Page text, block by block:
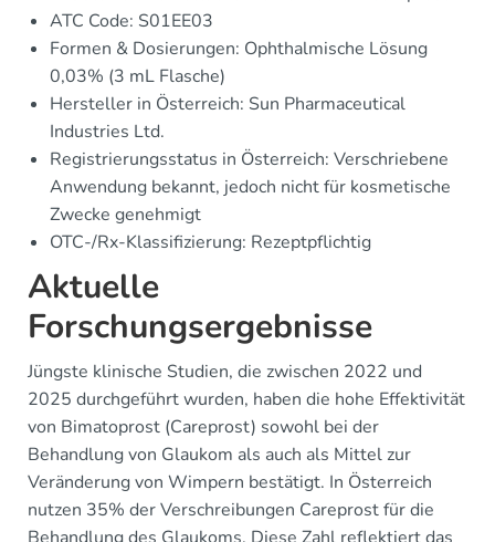
ATC Code: S01EE03
Formen & Dosierungen: Ophthalmische Lösung
0,03% (3 mL Flasche)
Hersteller in Österreich: Sun Pharmaceutical
Industries Ltd.
Registrierungsstatus in Österreich: Verschriebene
Anwendung bekannt, jedoch nicht für kosmetische
Zwecke genehmigt
OTC-/Rx-Klassifizierung: Rezeptpflichtig
Aktuelle
Forschungsergebnisse
Jüngste klinische Studien, die zwischen 2022 und
2025 durchgeführt wurden, haben die hohe Effektivität
von Bimatoprost (Careprost) sowohl bei der
Behandlung von Glaukom als auch als Mittel zur
Veränderung von Wimpern bestätigt. In Österreich
nutzen 35% der Verschreibungen Careprost für die